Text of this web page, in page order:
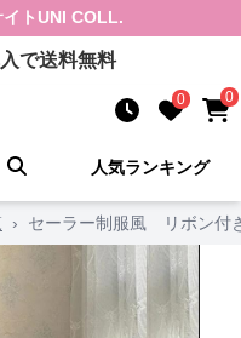
ト UNI COLL.
で送料無料
0 0
人気ランキング
› セーラー制服風 リボン付